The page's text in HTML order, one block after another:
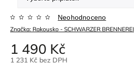
Značka: Rakousko - SCHWARZER BRENNEREI
Neohodnoceno
1 490 Kč
1 231 Kč bez DPH